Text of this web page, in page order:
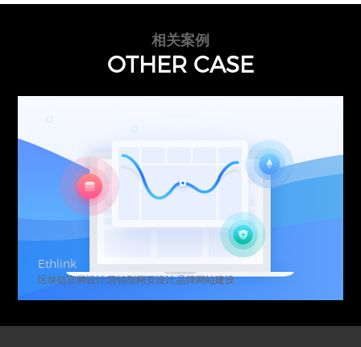
相关案例
OTHER CASE
Ethlink
区块链官网设计,营销型网页设计,品牌网站建设